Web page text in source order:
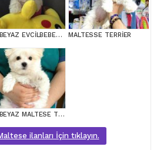
KAR BEYAZ EVCİLBEBEKLER EV ÜRETİMİ MALTESSE TERRİER MALTESSE TERRİER
KAR BEYAZ MALTESE TERRİER CİNSLERİ
ilanları İçin tıklayın.